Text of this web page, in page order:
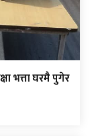
भत्ता घरमै पुगेर